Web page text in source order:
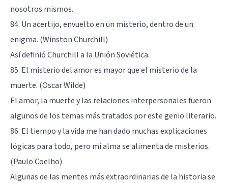
nosotros mismos.
84. Un acertijo, envuelto en un misterio, dentro de un
enigma. (Winston Churchill)
Así definió Churchill a la Unión Soviética.
85. El misterio del amor es mayor que el misterio de la
muerte. (Oscar Wilde)
El amor, la muerte y las relaciones interpersonales fueron
algunos de los temas más tratados por este genio literario.
86. El tiempo y la vida me han dado muchas explicaciones
lógicas para todo, pero mi alma se alimenta de misterios.
(Paulo Coelho)
Algunas de las mentes más extraordinarias de la historia se